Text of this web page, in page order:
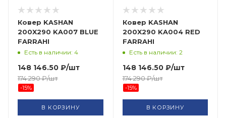
Ковер KASHAN
200X290 KA007 BLUE
FARRAHI
Есть в наличии: 4
148 146.50 ₽/шт
174 290₽/шт
-15%
В КОРЗИНУ
Ковер KASHAN
200X290 KA004 RED
FARRAHI
Есть в наличии: 2
148 146.50₽/шт
174 290₽/шт
-15%
В КОРЗИНУ